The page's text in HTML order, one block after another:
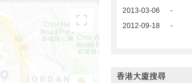
2013-03-06
-
2012-09-18
-
香港大廈搜尋